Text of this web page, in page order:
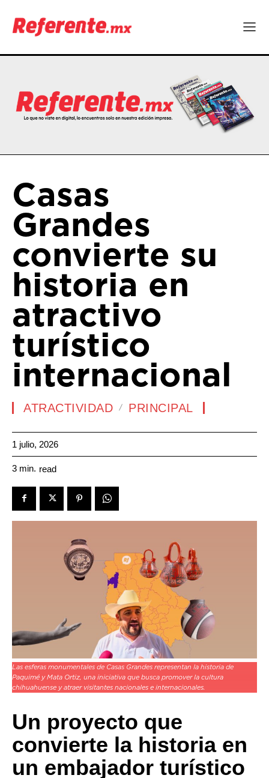
Casas
Grandes
convierte su
historia en
atractivo
turístico
internacional
ATRACTIVIDAD PRINCIPAL
1 julio, 2026
3 min. read
Las esferas monumentales de Casas Grandes representan la historia de
Paquimé y Mata Ortiz, una iniciativa que busca promover la cultura
chihuahuense y atraer visitantes nacionales e internacionales.
Un proyecto que
convierte la historia en
un embajador turístico